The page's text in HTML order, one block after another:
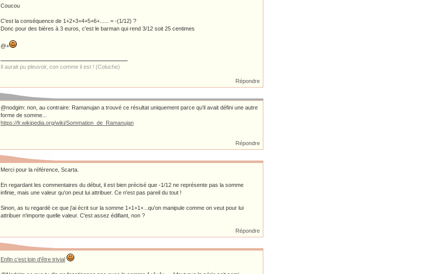
Coucou
C'est la conséquence de 1+2+3+4+5+6+...... = -(1/12) ?
Donc pour des bières à 3 euros, c'est le barman qui rend 3/12 soit 25 centimes
@+
Il aurait pu pleuvoir, con comme il est ! (Coluche)
Répondre
@nodgim: non, au contraire: Ramanujan a trouvé ce résultat uniquement parce qu'il avait défini une autre
forme de somme...
https://fr.wikipedia.org/wiki/Sommation_de_Ramanujan
Répondre
Merci pour la référence, Scarta.
En regardant les commentaires du début, il est bien précisé que -1/12 ne représente pas la somme
infinie, mais une valeur qu'on peut lui attribuer. Ce n'est pas pareil du tout !
Sinon, as tu regardé ce que j'ai écrit sur la somme 1+1+1+...qu'on manipule comme on veut pour lui
attribuer n'importe quelle valeur. C'est assez édifiant, non ?
Répondre
Enfin c'est loin d'être trivial